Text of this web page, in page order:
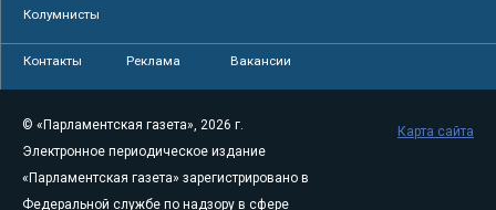
Колумнисты
Контакты Реклама Вакансии
© «Парламентская газета», 2026 г.
Электронное периодическое издание
«Парламентская газета» зарегистрировано в
Федеральной службе по надзору в сфере
Карта сайта